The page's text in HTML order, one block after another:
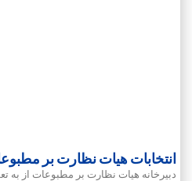
انتخابات هیات نظارت بر
دبیرخانه هیات نظارت بر مطبوعات از به